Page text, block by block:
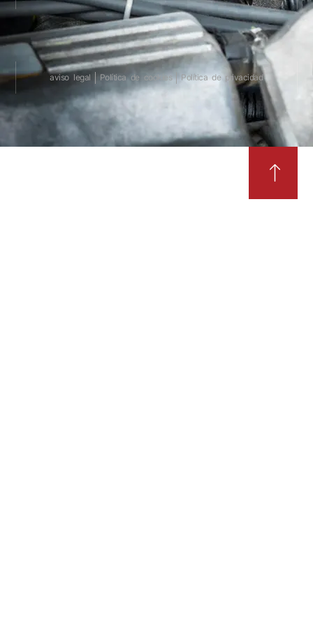
aviso legal Política de cookies Política de privacidad